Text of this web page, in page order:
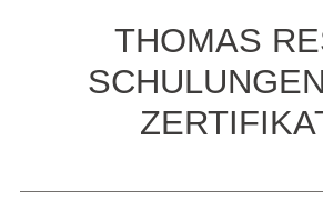
THOMAS